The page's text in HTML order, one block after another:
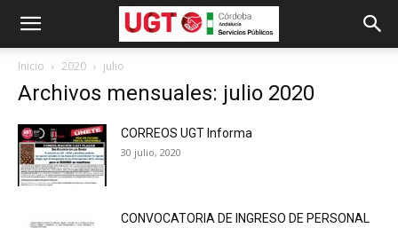
Inicio 2020 julio
Archivos mensuales: julio 2020
CORREOS UGT Informa
30 julio, 2020
CONVOCATORIA DE INGRESO DE PERSONAL